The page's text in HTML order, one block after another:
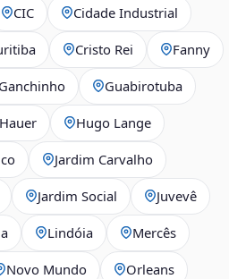
CIC Cidade Industrial
Cristo Rei Fanny
Ganchinho Guabirotuba
Hauer Hugo Lange
Jardim Carvalho
Jardim Social Juvevê
Lindóia Mercês
Novo Mundo Orleans